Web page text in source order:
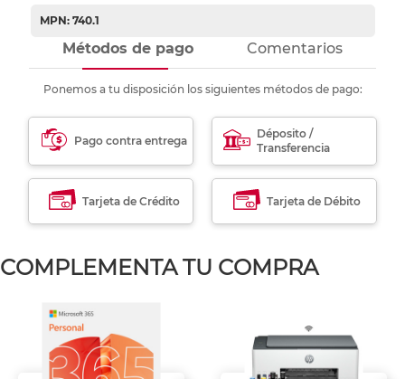
MPN: 740.1
Métodos de pago Comentarios
Ponemos a tu disposición los siguientes métodos de pago:
Pago contra entrega
Déposito /
Transferencia
Tarjeta de Crédito Tarjeta de Débito
COMPLEMENTA TU COMPRA